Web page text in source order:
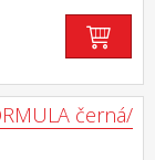
černá/